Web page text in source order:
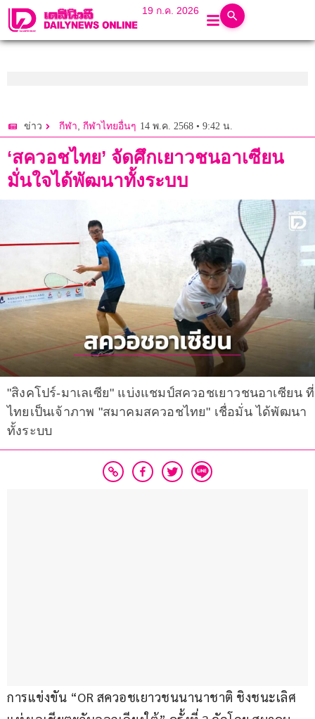
19 ก.ค. 2026
ข่าว กีฬา, กีฬาไทยอื่นๆ 14 พ.ค. 2568 • 9:42 น.
‘สควอชไทย’ จัดศึกเยาวชนอาเซียน
มั่นใจได้พัฒนาทั้งระบบ
"สิงคโปร์-มาเลเซีย" แบ่งแชมป์สควอชเยาวชนอาเซียน ที่
ไทยเป็นเจ้าภาพ "สมาคมสควอชไทย" เชื่อมั่น ได้พัฒนา
ทั้งระบบ
การแข่งขัน “OR สควอชเยาวชนนานาชาติ ชิงชนะเลิศ